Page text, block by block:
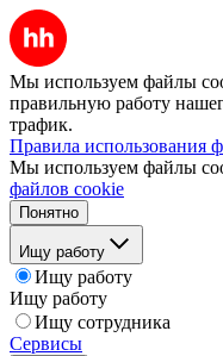
Мы используем файлы
правильную работу
трафик.
Правила использования
Мы используем файлы
файлов cookie
Понятно
Ищу работу
Ищу работу
Ищу работу
Ищу сотрудника
Сервисы